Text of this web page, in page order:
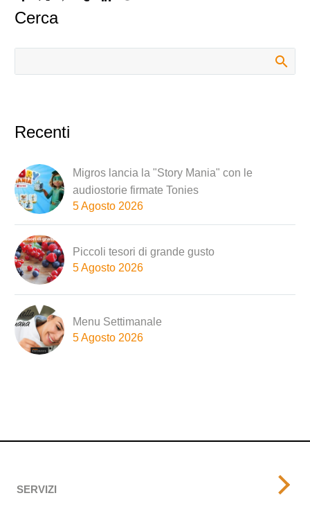
Cerca
Recenti
Migros lancia la "Story Mania" con le
audiostorie firmate Tonies
5 Agosto 2026
Piccoli tesori di grande gusto
5 Agosto 2026
Menu Settimanale
5 Agosto 2026
SERVIZI